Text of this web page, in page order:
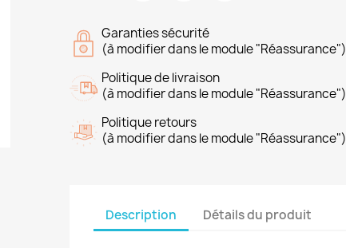
Garanties sécurité
(à modifier dans le module "Réassurance")
Politique de livraison
(à modifier dans le module "Réassurance")
Politique retours
(à modifier dans le module "Réassurance")
Description Détails du produit